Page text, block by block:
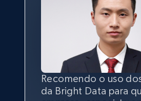
Youtube - Videos posts
URL, Title, Youtuber, Youtuber
Video length, Likes, Views, and
8.1K+ 716+
Recomendo o uso
da Bright Data para
Sem a capacidade
dados públicos na
Ter a melhor
quantidadede dados